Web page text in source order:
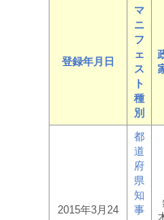
登録年月日
マ
ニ
フ
ェ
ス
ト
種
別
2015年3月24
都
道
府
県
知
事